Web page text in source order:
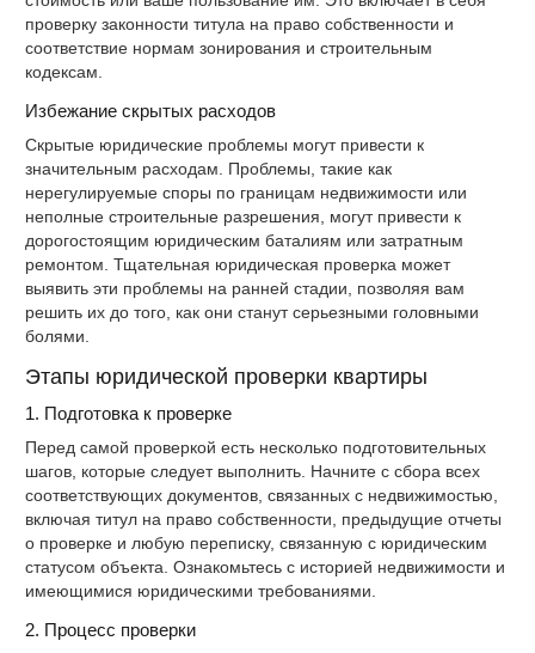
проверку законности титула на право собственности и
соответствие нормам зонирования и строительным
кодексам.
Избежание скрытых расходов
Скрытые юридические проблемы могут привести к
значительным расходам. Проблемы, такие как
нерегулируемые споры по границам недвижимости или
неполные строительные разрешения, могут привести к
дорогостоящим юридическим баталиям или затратным
ремонтом. Тщательная юридическая проверка может
выявить эти проблемы на ранней стадии, позволяя вам
решить их до того, как они станут серьезными головными
болями.
Этапы юридической проверки квартиры
1. Подготовка к проверке
Перед самой проверкой есть несколько подготовительных
шагов, которые следует выполнить. Начните с сбора всех
соответствующих документов, связанных с недвижимостью,
включая титул на право собственности, предыдущие отчеты
о проверке и любую переписку, связанную с юридическим
статусом объекта. Ознакомьтесь с историей недвижимости и
имеющимися юридическими требованиями.
2. Процесс проверки